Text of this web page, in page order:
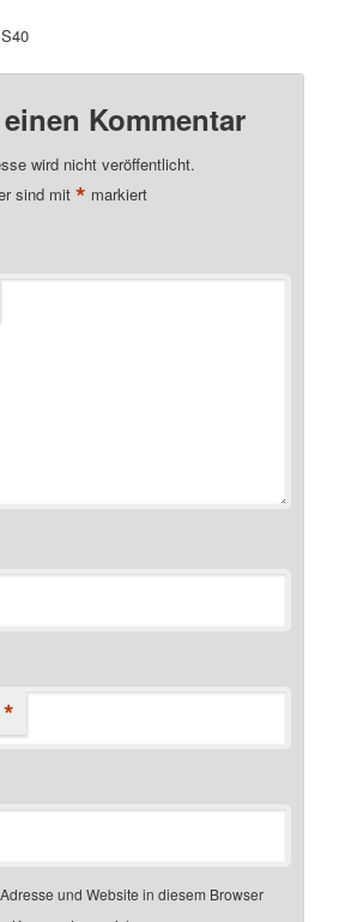
Kommentar
wird nicht veröffentlicht.
sind mit* markiert
*
und Website in diesem Browser